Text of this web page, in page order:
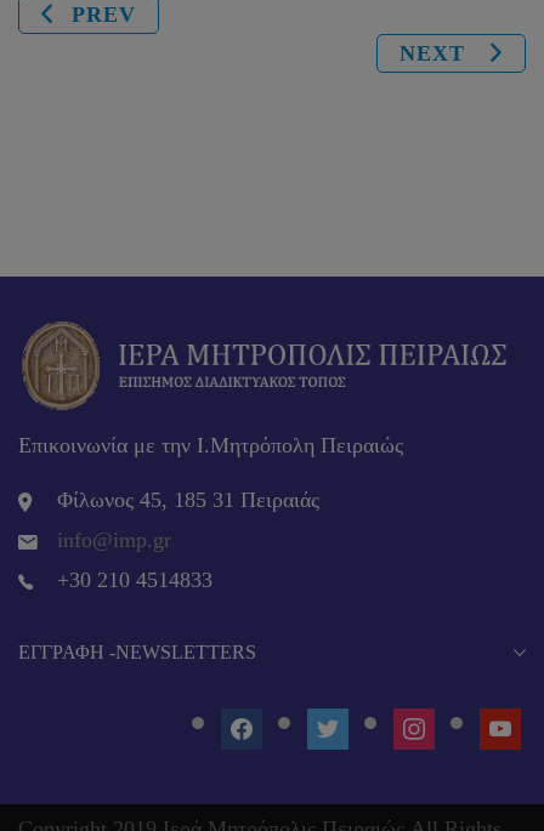
PREV
NEXT
Επικοινωνία με την Ι.Μητρόπολη Πειραιώς
Φίλωνος 45, 185 31 Πειραιάς
info@imp.gr
+30 210 4514833
EΓΓΡΑΦΉ -NEWSLETTERS
FACEBOOKTWITTER INSTAGRAM